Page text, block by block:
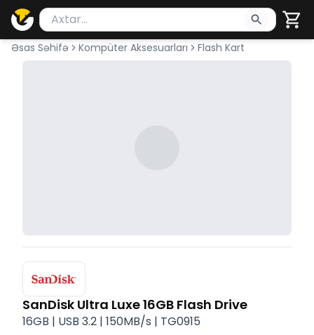
Məhsul axtar
Axtarış üçün ən azı 2 simvol yazın. Göndərmək
Əsas Səhifə Kompüter Aksesuarları Flash Kart
SanDisk Ultra Luxe 16GB Flash Drive
16GB | USB 3.2 | 150MB/s | TG0915